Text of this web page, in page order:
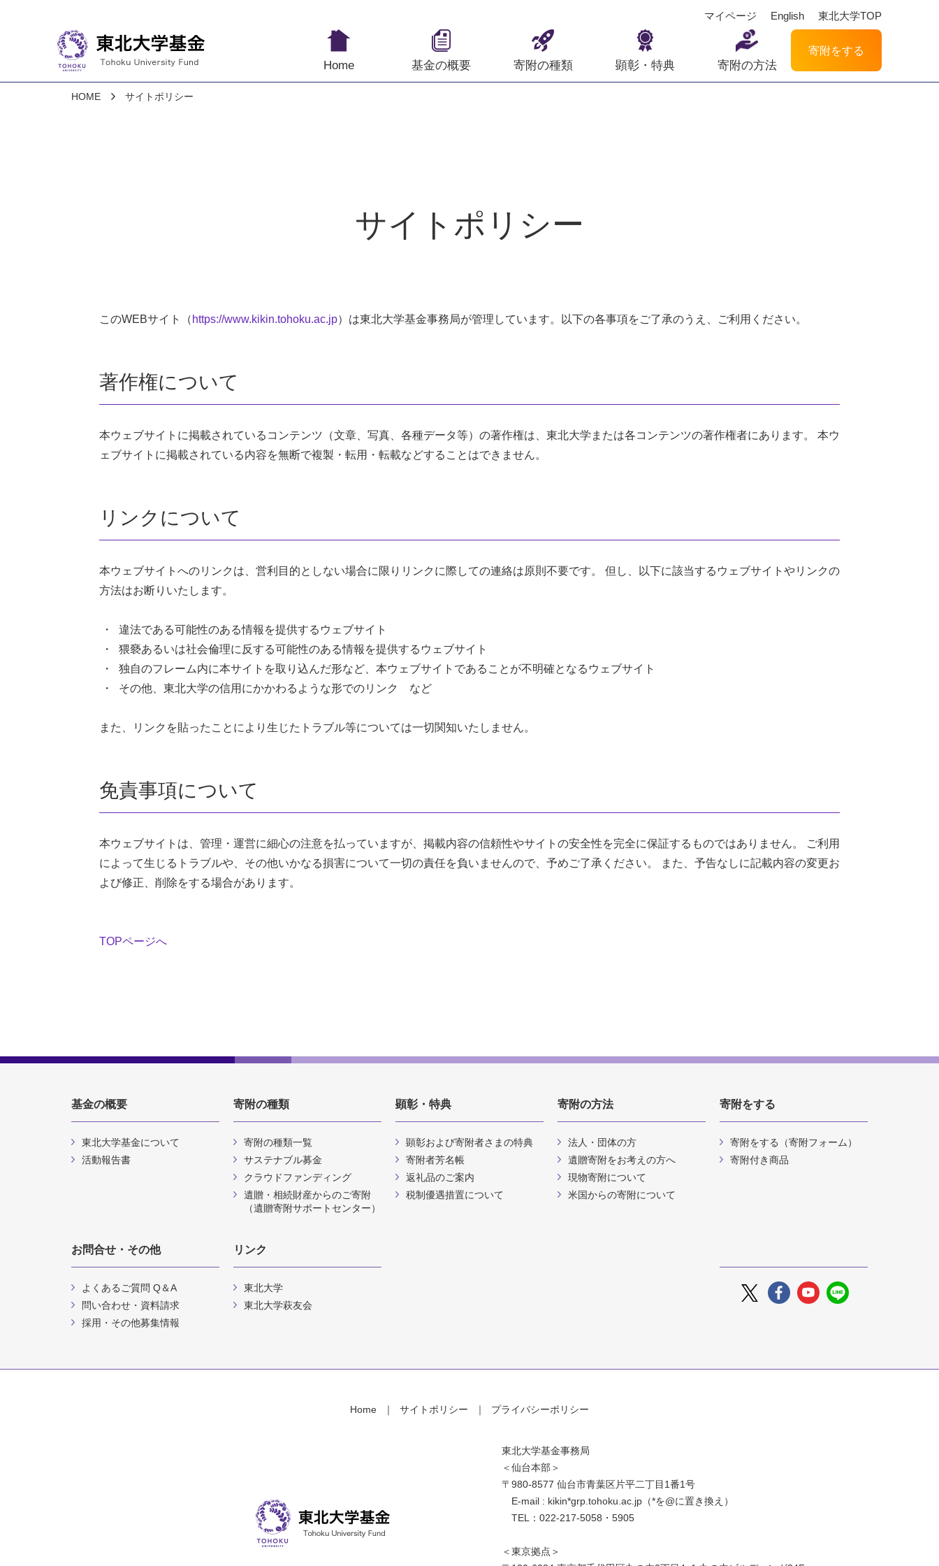
マイページ English 東北大学TOP
Home 基金の概要 寄附の種類 顕彰・特典 寄附の方法
寄附をする
HOME サイトポリシー
サイトポリシー
このWEBサイト（ https://www.kikin.tohoku.ac.jp）は東北大学基金事務局が管理しています。以下の各事項をご了承のうえ、ご利用ください。
著作権について
本ウェブサイトに掲載されているコンテンツ（文章、写真、各種データ等）の著作権は、東北大学または各コンテンツの著作権者にあります。 本ウ
ェブサイトに掲載されている内容を無断で複製・転用・転載などすることはできません。
リンクについて
本ウェブサイトへのリンクは、営利目的としない場合に限りリンクに際しての連絡は原則不要です。 但し、以下に該当するウェブサイトやリンクの
方法はお断りいたします。
違法である可能性のある情報を提供するウェブサイト
猥褻あるいは社会倫理に反する可能性のある情報を提供するウェブサイト
独自のフレーム内に本サイトを取り込んだ形など、本ウェブサイトであることが不明確となるウェブサイト
その他、東北大学の信用にかかわるような形でのリンク など
また、リンクを貼ったことにより生じたトラブル等については一切関知いたしません。
免責事項について
本ウェブサイトは、管理・運営に細心の注意を払っていますが、掲載内容の信頼性やサイトの安全性を完全に保証するものではありません。 ご利用
によって生じるトラブルや、その他いかなる損害について一切の責任を負いませんので、予めご了承ください。 また、予告なしに記載内容の変更お
よび修正、削除をする場合があります。
TOPページへ
基金の概要
東北大学基金について
活動報告書
寄附の種類
寄附の種類一覧
サステナブル募金
クラウドファンディング
遺贈・相続財産からのご寄附
（遺贈寄附サポートセンター）
顕彰・特典
顕彰および寄附者さまの特典
寄附者芳名帳
返礼品のご案内
税制優遇措置について
寄附の方法
法人・団体の方
遺贈寄附をお考えの方へ
現物寄附について
米国からの寄附について
寄附をする
寄附をする（寄附フォーム）
寄附付き商品
お問合せ・その他
よくあるご質問 Q＆A
問い合わせ・資料請求
採用・その他募集情報
リンク
東北大学
東北大学萩友会
Home サイトポリシー プライバシーポリシー
東北大学基金事務局
＜仙台本部＞
〒980-8577 仙台市青葉区片平二丁目1番1号
E-mail : kikin*grp.tohoku.ac.jp（*を@に置き換え）
TEL：022-217-5058・5905
＜東京拠点＞